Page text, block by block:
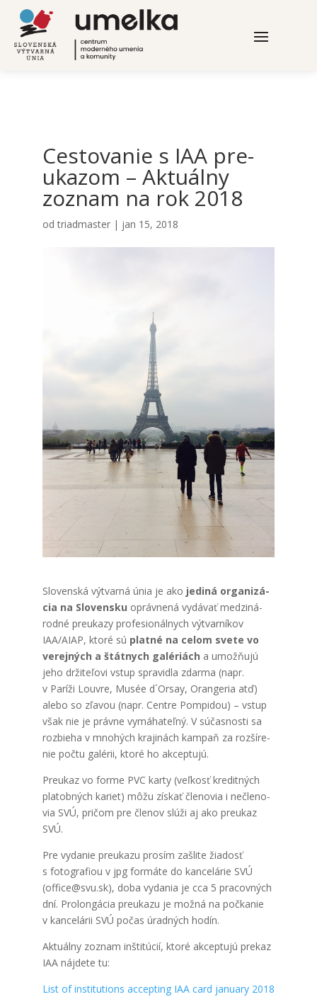
Ces­to­va­nie s IAA pre­
uka­zom – Aktu­ál­ny
zoznam na rok 2018
odtriadmaster| jan 15, 2018
Slo­ven­ská výtvar­ná únia je ako jedi­ná orga­ni­zá­
cia na Slo­ven­sku opráv­ne­ná vydá­vať medzi­ná­
rod­né pre­uka­zy pro­fe­si­onál­nych výtvar­ní­kov
IAA/AIAP, kto­ré sú plat­né na celom sve­te vo
verej­ných a štát­nych galé­riách a umož­ňu­jú
jeho drži­te­ľo­vi vstup spra­vid­la zdar­ma (napr.
v Parí­ži Louv­re, Musée d´Orsay, Oran­ge­ria atď)
ale­bo so zľa­vou (napr. Cen­tre Pompi­dou) – vstup
však nie je práv­ne vymá­ha­teľ­ný. V súčas­nos­ti sa
roz­bie­ha v mno­hých kra­ji­nách kam­paň za roz­ší­re­
nie počtu galé­rii, kto­ré ho akcep­tu­jú.
Pre­ukaz vo for­me PVC kar­ty (veľ­kosť kre­dit­ných
pla­tob­ných kariet) môžu zís­kať čle­no­via i nečle­no­
via SVÚ, pri­čom pre čle­nov slú­ži aj ako pre­ukaz
SVÚ.
Pre vyda­nie pre­uka­zu pro­sím zašli­te žia­dosť
s foto­gra­fi­ou v jpg for­má­te do kan­ce­lá­rie SVÚ
(office@svu.sk), doba vyda­nia je cca 5 pra­cov­ných
dní. Pro­lon­gá­cia pre­uka­zu je mož­ná na počka­nie
v kan­ce­lá­rii SVÚ počas úrad­ných hodín.
Aktu­ál­ny zoznam inšti­tú­cií, kto­ré akcep­tu­jú pre­kaz
IAA náj­de­te tu:
List of ins­ti­tu­ti­ons accep­ting IAA card janu­ary 2018